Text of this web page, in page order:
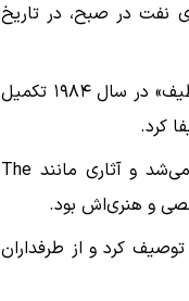
نفت در صبح، در تاریخ
کارنامه حرفه‌ای دووال با هفت نامزدی اسکار و یک جایزه بهترین بازیگر برای «ترحم لطیف» در سال ۱۹۸۴ تکمیل
کرد.
او تنها در نقش‌آفرینی مهارت نداشت، بلکه به‌عنوان فیلمساز مستقل نیز شناخته می‌شد و آثاری مانند The
کرد و از طرفداران